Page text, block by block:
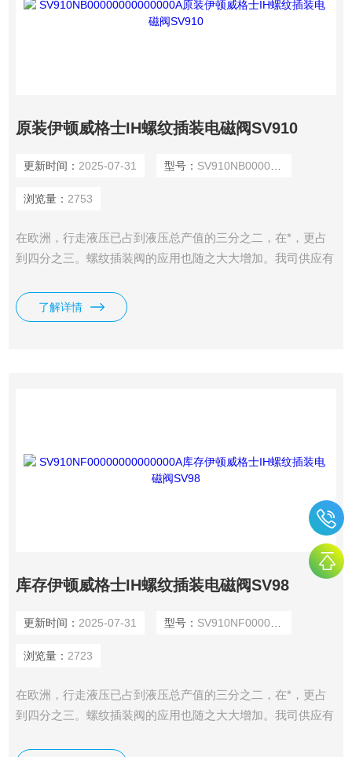
原装伊顿威格士IH螺纹插装电磁阀SV910
更新时间： 2025-07-31 型号： SV910NB00000000000000A
浏览量： 2753
在欧洲，行走液压已占到液压总产值的三分之二，在*，更占
到四分之三。螺纹插装阀的应用也随之大大增加。我司供应有
功能的领域的使用种类比较广泛，已应用的元件有是电磁换向
阀，单向阀，溢流阀，减压阀，流量控制阀和顺序阀。
了解详情
库存伊顿威格士IH螺纹插装电磁阀SV98
更新时间： 2025-07-31 型号： SV910NF00000000000000A
浏览量： 2723
在欧洲，行走液压已占到液压总产值的三分之二，在*，更占
到四分之三。螺纹插装阀的应用也随之大大增加。我司供应有